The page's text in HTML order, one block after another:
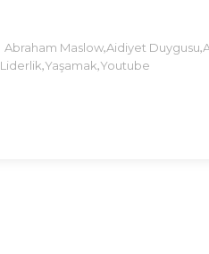
Abraham Maslow,Aidiyet Duygusu,
Liderlik,Yaşamak,Youtube